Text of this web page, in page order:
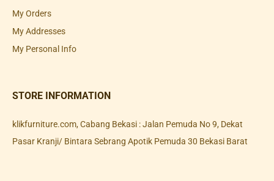
My Orders
My Addresses
My Personal Info
STORE INFORMATION
klikfurniture.com, Cabang Bekasi : Jalan Pemuda No 9, Dekat
Pasar Kranji/ Bintara Sebrang Apotik Pemuda 30 Bekasi Barat